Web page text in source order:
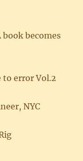
becomes
error Vol.2
NYC